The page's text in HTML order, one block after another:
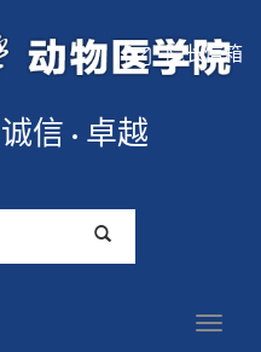
院长信箱
诚信 卓越